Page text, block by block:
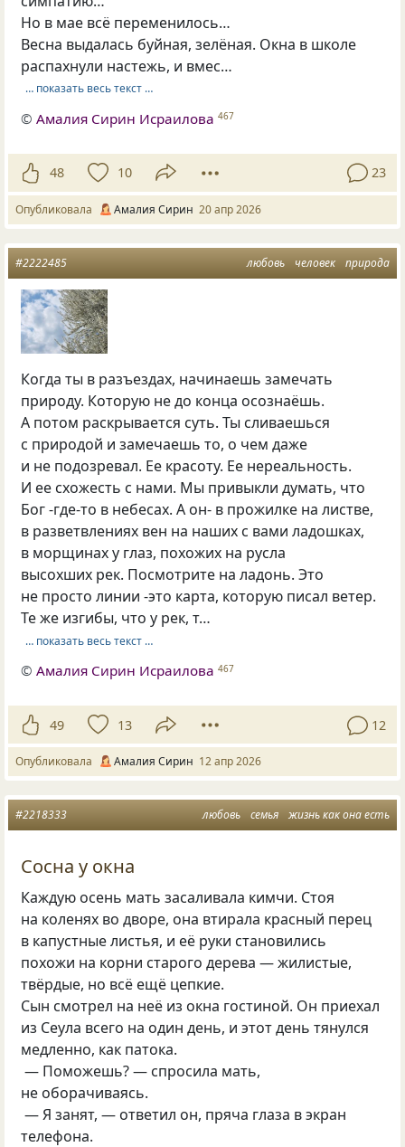
Но в мае всё переменилось…
Весна выдалась буйная, зелёная. Окна в школе
распахнули настежь, и вмес…
… показать весь текст …
©Амалия Сирин Исраилова 467
48 10 23
Опубликовала Амалия Сирин 20 апр 2026
любовь человек природа
#2222485
Когда ты в разъездах, начинаешь замечать
природу. Которую не до конца осознаёшь.
А потом раскрывается суть. Ты сливаешься
с природой и замечаешь то, о чем даже
и не подозревал. Ее красоту. Ее нереальность.
И ее схожесть с нами. Мы привыкли думать, что
Бог -где-то в небесах. А он- в прожилке на листве,
в разветвлениях вен на наших с вами ладошках,
в морщинах у глаз, похожих на русла
высохших рек. Посмотрите на ладонь. Это
не просто линии -это карта, которую писал ветер.
Те же изгибы, что у рек, т…
… показать весь текст …
©Амалия Сирин Исраилова 467
49 13 12
Опубликовала Амалия Сирин 12 апр 2026
любовь семья жизнь как она есть
#2218333
Сосна у окна
Каждую осень мать засаливала кимчи. Стоя
на коленях во дворе, она втирала красный перец
в капустные листья, и её руки становились
похожи на корни старого дерева — жилистые,
твёрдые, но всё ещё цепкие.
Сын смотрел на неё из окна гостиной. Он приехал
из Сеула всего на один день, и этот день тянулся
медленно, как патока.
— Поможешь? — спросила мать,
не оборачиваясь.
— Я занят, — ответил он, пряча глаза в экран
телефона.